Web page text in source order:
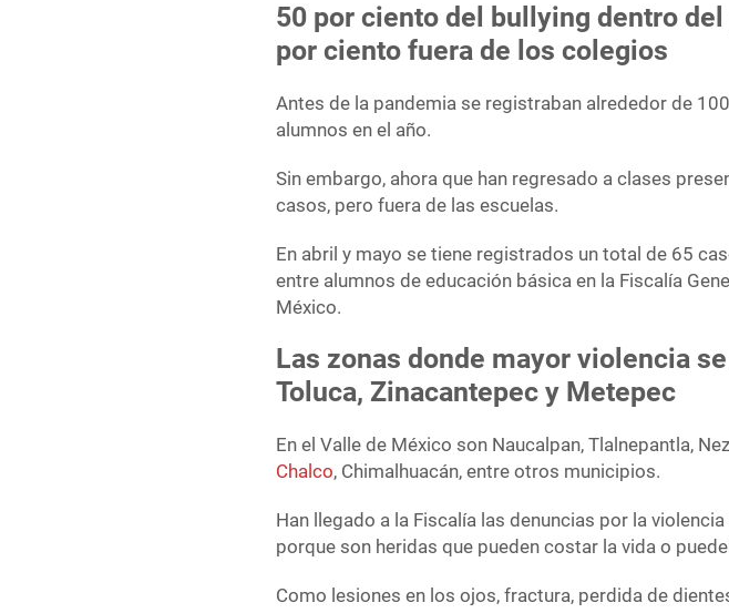
50 por ciento del bullying dentro
por ciento fuera de los colegios
Antes de la pandemia se registraban alrededor de
alumnos en el año.
Sin embargo, ahora que han regresado a clases
casos, pero fuera de las escuelas.
En abril y mayo se tiene registrados un total de 65
entre alumnos de educación básica en la Fiscalía
México.
Las zonas donde mayor violencia
Toluca, Zinacantepec y Metepec
En el Valle de México son Naucalpan, Tlalnepantla,
Chalco, Chimalhuacán, entre otros municipios.
Han llegado a la Fiscalía las denuncias por la
porque son heridas que pueden costar la vida o
Como lesiones en los ojos, fractura, perdida de